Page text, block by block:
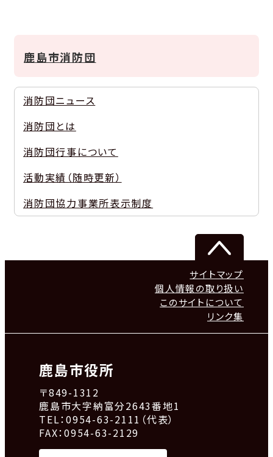
鹿島市消防団
消防団ニュース
消防団とは
消防団行事について
活動実績（随時更新）
消防団協力事業所表示制度
サイトマップ
個人情報の取り扱い
このサイトについて
リンク集
鹿島市役所
〒849-1312
鹿島市大字納富分2643番地1
TEL：0954-63-2111（代表）
FAX：0954-63-2129